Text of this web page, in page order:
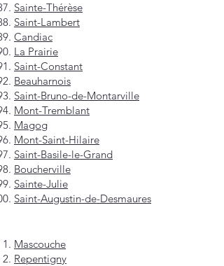
Sainte-Thérèse
Saint-Lambert
Candiac
La Prairie
Saint-Constant
Beauharnois
Saint-Bruno-de-Montarville
Mont-Tremblant
Magog
Mont-Saint-Hilaire
Saint-Basile-le-Grand
Boucherville
Sainte-Julie
Saint-Augustin-de-Desmaures
Mascouche
Repentigny